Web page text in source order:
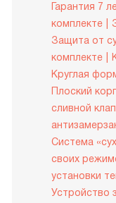
Гарантия 7
комплекте
Защита от
комплекте
Круглая
Плоский
сливной
Система
своих
установки
Устройство